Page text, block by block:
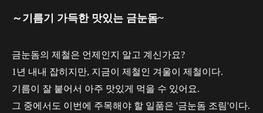
～기름기 가득한 맛있는 금눈돔~
금눈돔의 제철은 언제인지 알고 계신가요?
1년 내내 잡히지만, 지금이 제철인 겨울이 제철이다.
기름이 잘 붙어서 아주 맛있게 먹을 수 있어요.
그 중에서도 이번에 주목해야 할 일품은 '금눈돔 조림'이다.